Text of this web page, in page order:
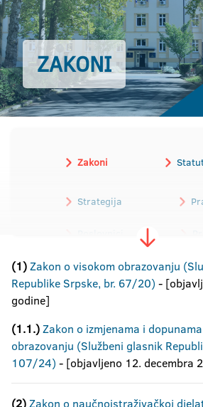
ZAKONI
Zakoni
Strategija
Odluke
Programi
Arhiva akata Univerziteta
(1)Zakon o visokom obrazovanju
Republike Srpske, br. 67/20) -
godine]
(1.1.)Zakon o izmjenama i
obrazovanju (Službeni glasnik
107/24) - [objavljeno 12. decembra
(2)Zakon o naučnoistraživačkoj